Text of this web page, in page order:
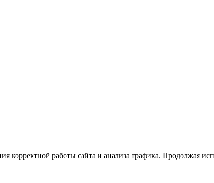
корректной работы сайта и анализа трафика. Продолжая